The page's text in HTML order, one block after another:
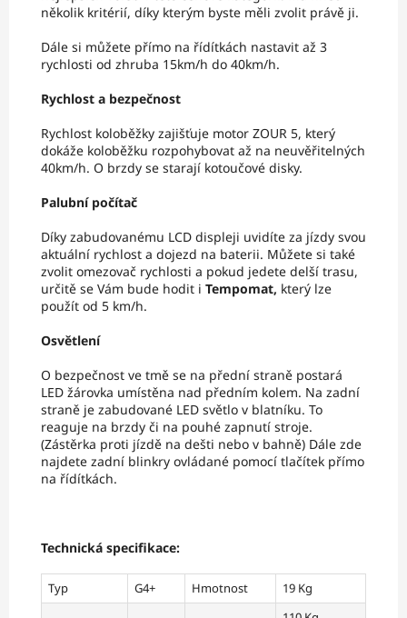
několik kritérií, díky kterým byste měli zvolit právě ji.
Dále si můžete přímo na řídítkách nastavit až 3
rychlosti od zhruba 15km/h do 40km/h.
Rychlost a bezpečnost
Rychlost koloběžky zajišťuje motor ZOUR 5, který
dokáže koloběžku rozpohybovat až na neuvěřitelných
40km/h. O brzdy se starají kotoučové disky.
Palubní počítač
Díky zabudovanému LCD displeji uvidíte za jízdy svou
aktuální rychlost a dojezd na baterii. Můžete si také
zvolit omezovač rychlosti a pokud jedete delší trasu,
určitě se Vám bude hodit i Tempomat, který lze
použít od 5 km/h.
Osvětlení
O bezpečnost ve tmě se na přední straně postará
LED žárovka umístěna nad předním kolem. Na zadní
straně je zabudované LED světlo v blatníku. To
reaguje na brzdy či na pouhé zapnutí stroje.
(Zástěrka proti jízdě na dešti nebo v bahně) Dále zde
najdete zadní blinkry ovládané pomocí tlačítek přímo
na řídítkách.
Technická specifikace:
Typ G4+ Hmotnost 19 Kg